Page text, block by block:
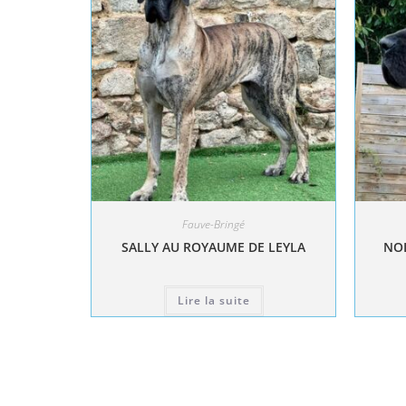
Fauve-Bringé
SALLY AU ROYAUME DE LEYLA
Lire la suite